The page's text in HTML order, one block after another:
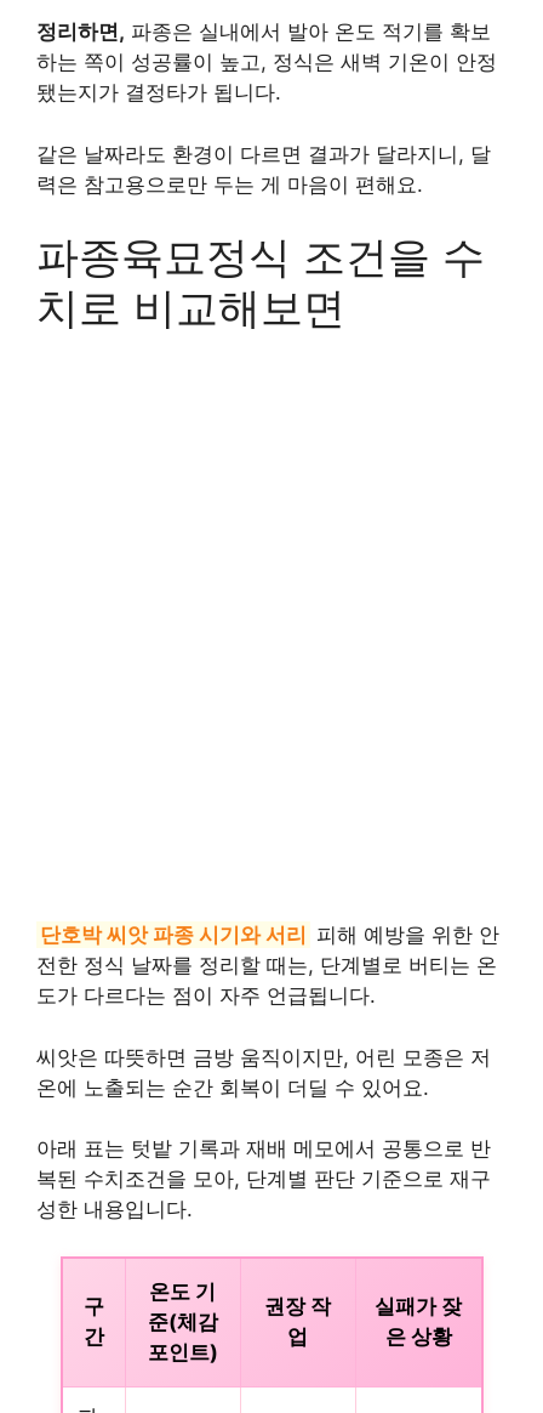
정리하면, 파종은 실내에서 발아 온도 적기를 확보
하는 쪽이 성공률이 높고, 정식은 새벽 기온이 안정
됐는지가 결정타가 됩니다.
같은 날짜라도 환경이 다르면 결과가 달라지니, 달
력은 참고용으로만 두는 게 마음이 편해요.
파종육묘정식 조건을 수
치로 비교해보면
단호박 씨앗 파종 시기와 서리
피해 예방을 위한 안
전한 정식 날짜를 정리할 때는, 단계별로 버티는 온
도가 다르다는 점이 자주 언급됩니다.
씨앗은 따뜻하면 금방 움직이지만, 어린 모종은 저
온에 노출되는 순간 회복이 더딜 수 있어요.
아래 표는 텃밭 기록과 재배 메모에서 공통으로 반
복된 수치조건을 모아, 단계별 판단 기준으로 재구
성한 내용입니다.
구
간
온도 기
준(체감
포인트)
권장 작
업
실패가 잦
은 상황